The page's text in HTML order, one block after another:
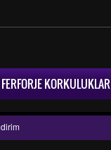
FERFORJE KORKULUKLAR